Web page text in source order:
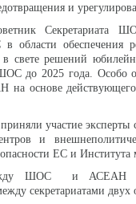
и
Секретариата
области обеспечения
в свете решений
до 2025 года.
на основе
участие
и
ЕС и
ШОС и АСЕАН
секретариатами